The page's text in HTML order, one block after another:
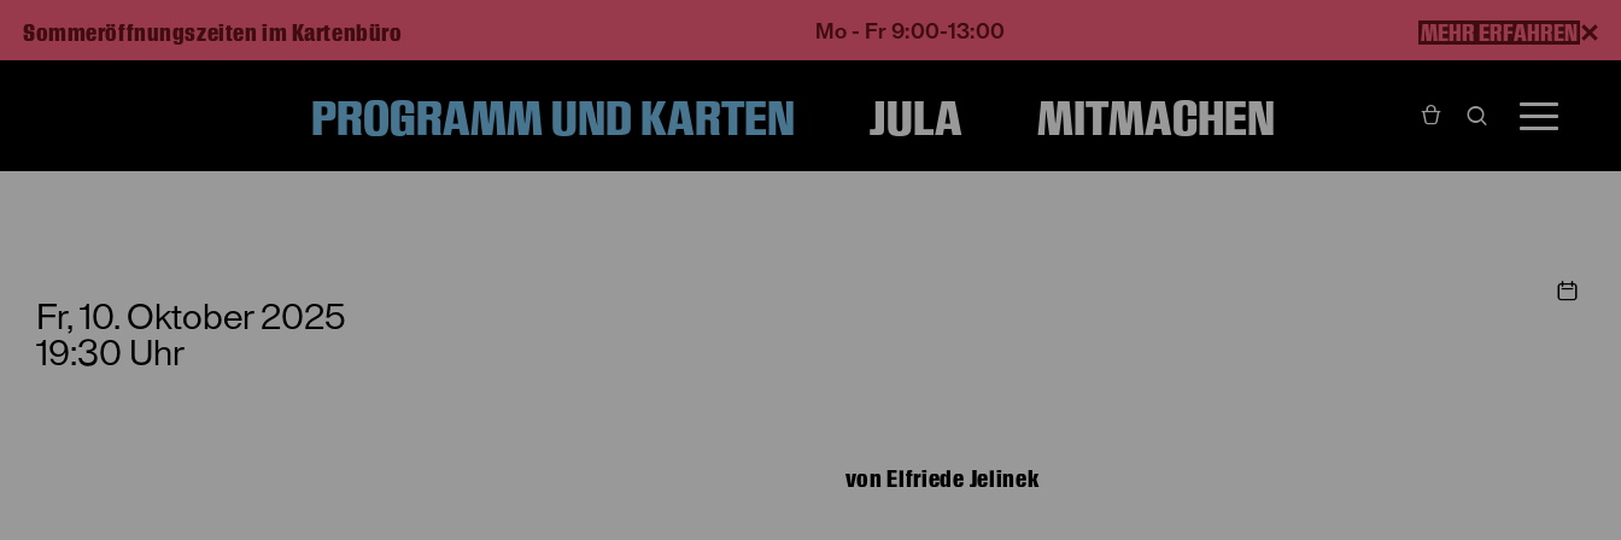
Sommeröffnungszeiten im Kartenbüro Mo - Fr 9:00-13:00 MEHR ERFAHREN
PROGRAMM UND KARTEN JULA MITMACHEN
Fr, 10. Oktober 2025
19:30 Uhr
von Elfriede Jelinek